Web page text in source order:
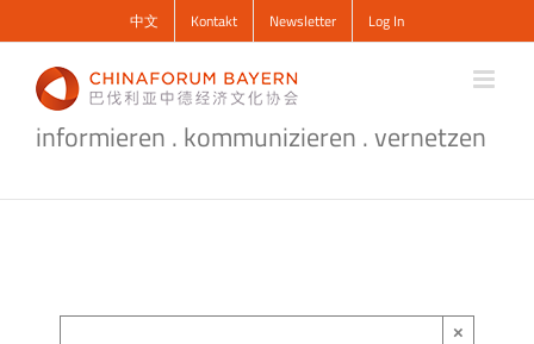
Inhalt
springen
中文 Kontakt Newsletter Log In
informieren . kommunizieren . vernetzen
×